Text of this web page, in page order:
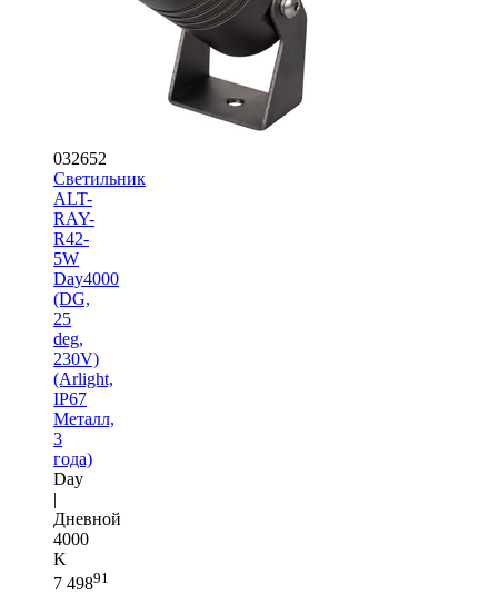
032652
Светильник
ALT-
RAY-
R42-
5W
Day4000
(DG,
25
deg,
230V)
(Arlight,
IP67
Металл,
3
года)
Day
|
Дневной
4000
K
7 49891